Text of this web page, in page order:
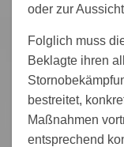
oder zur
Folglich muss
Beklagte ihren
bestreitet,
Maßnahmen
entsprechend